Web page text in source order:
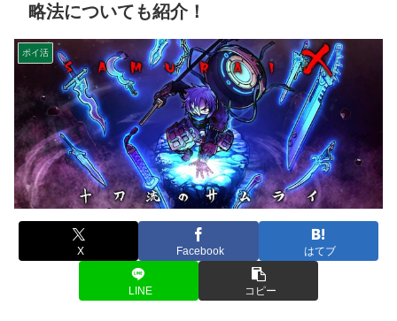
略法についても紹介！
ポイ活
X Facebook はてブ
LINE コピー